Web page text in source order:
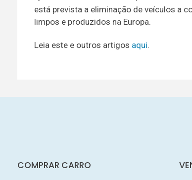
está prevista a eliminação de veículos a
limpos e produzidos na Europa.
Leia este e outros artigos aqui.
COMPRAR CARRO